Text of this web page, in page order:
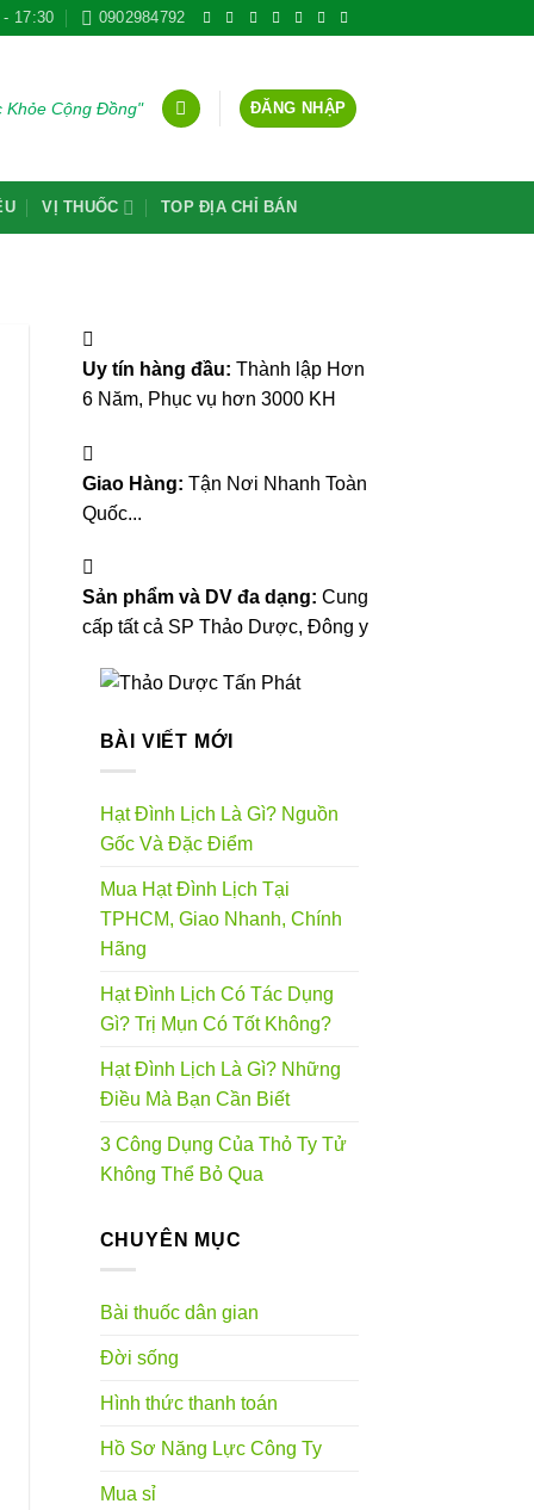
- 17:30 0902984792
Khỏe Cộng Đồng" ĐĂNG NHẬP
VỊ THUỐC TOP ĐỊA CHỈ BÁN
Uy tín hàng đầu: Thành lập Hơn
6 Năm, Phục vụ hơn 3000 KH
Giao Hàng: Tận Nơi Nhanh Toàn
Quốc...
Sản phẩm và DV đa dạng: Cung
cấp tất cả SP Thảo Dược, Đông y
BÀI VIẾT MỚI
Hạt Đình Lịch Là Gì? Nguồn
Gốc Và Đặc Điểm
Mua Hạt Đình Lịch Tại
TPHCM, Giao Nhanh, Chính
Hãng
Hạt Đình Lịch Có Tác Dụng
Gì? Trị Mụn Có Tốt Không?
Hạt Đình Lịch Là Gì? Những
Điều Mà Bạn Cần Biết
3 Công Dụng Của Thỏ Ty Tử
Không Thể Bỏ Qua
CHUYÊN MỤC
Bài thuốc dân gian
Đời sống
Hình thức thanh toán
Hồ Sơ Năng Lực Công Ty
Mua sỉ